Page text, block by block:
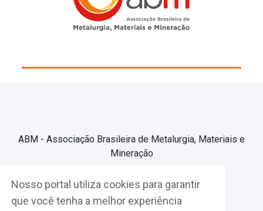
Nosso portal utiliza cookies para garantir
que você tenha a melhor experiência
ABM - Associação Brasileira de Metalurgia, Materiais e
Mineração
Associe-se